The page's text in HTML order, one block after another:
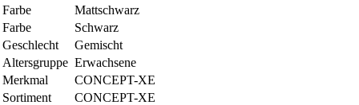
Farbe
Mattschwarz
Farbe
Schwarz
Geschlecht
Gemischt
Altersgruppe Erwachsene
Merkmal
CONCEPT-XE
Sortiment
CONCEPT-XE